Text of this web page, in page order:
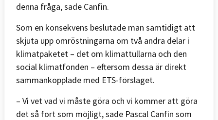
denna fråga, sade Canfin.
Som en konsekvens beslutade man samtidigt att
skjuta upp omröstningarna om två andra delar i
klimatpaketet – det om klimattullarna och den
social klimatfonden – eftersom dessa är direkt
sammankopplade med ETS-förslaget.
– Vi vet vad vi måste göra och vi kommer att göra
det så fort som möjligt, sade Pascal Canfin som